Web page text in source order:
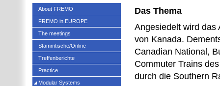
Das Thema
Angesiedelt wird das
von Kanada.
Canadian National,
Commuter Trains
durch die Southern
About FREMO
FREMO in EUROPE
The meetings
Stammtische/Online
Treffenberichte
Practice
Modular Systems